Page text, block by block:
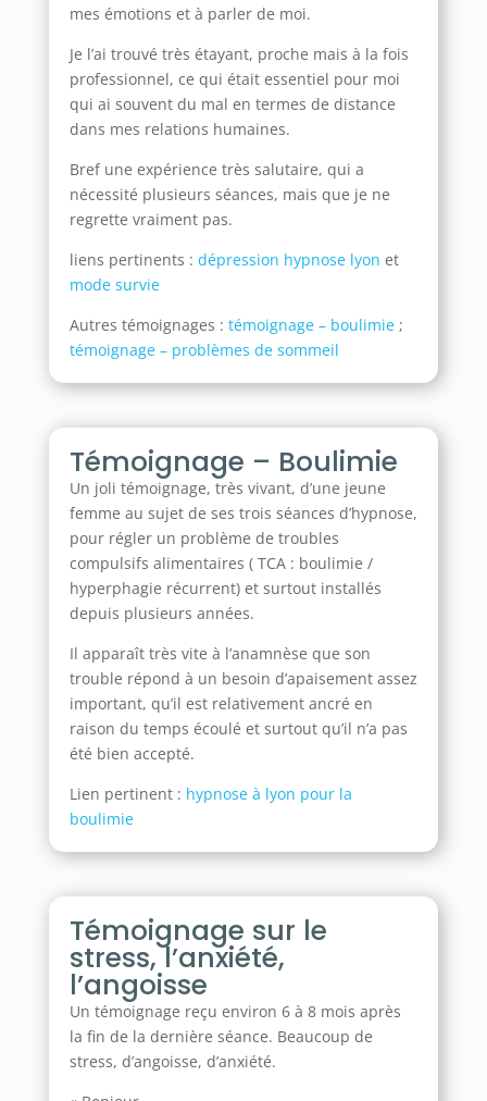
mes émotions et à parler de moi.
Je l’ai trouvé très étayant, proche mais à la fois
professionnel, ce qui était essentiel pour moi
qui ai souvent du mal en termes de distance
dans mes relations humaines.
Bref une expérience très salutaire, qui a
nécessité plusieurs séances, mais que je ne
regrette vraiment pas.
liens pertinents : dépression hypnose lyon et
mode survie
Autres témoignages : témoignage – boulimie;
témoignage – problèmes de sommeil
Témoignage – Boulimie
Un joli témoignage, très vivant, d’une jeune
femme au sujet de ses trois séances d’hypnose,
pour régler un problème de troubles
compulsifs alimentaires ( TCA : boulimie /
hyperphagie récurrent) et surtout installés
depuis plusieurs années.
Il apparaît très vite à l’anamnèse que son
trouble répond à un besoin d’apaisement assez
important, qu’il est relativement ancré en
raison du temps écoulé et surtout qu’il n’a pas
été bien accepté.
Lien pertinent : hypnose à lyon pour la
boulimie
Témoignage sur le
stress, l’anxiété,
l’angoisse
Un témoignage reçu environ 6 à 8 mois après
la fin de la dernière séance. Beaucoup de
stress, d’angoisse, d’anxiété.